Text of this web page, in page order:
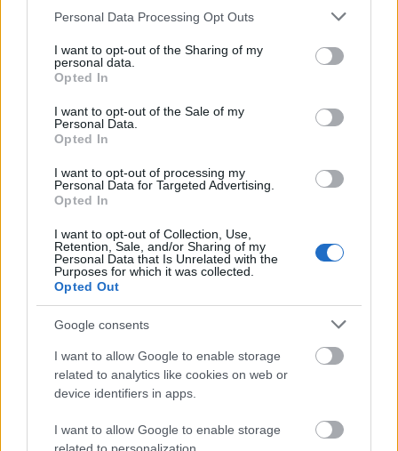
Please note that this website/app uses one or more Google
not limited to your visit or usage behaviour. You may click to
grant or deny consent to Google and its third-party tags to
use your data for below specified purposes in below Google
consent section.
Personal Data Processing Opt Outs
I want to opt-out of the Sharing of my
personal data.
Opted In
I want to opt-out of the Sale of my
Personal Data.
Opted In
I want to opt-out of processing my
Personal Data for Targeted Advertising.
Opted In
I want to opt-out of Collection, Use,
Retention, Sale, and/or Sharing of my
Personal Data that Is Unrelated with the
Purposes for which it was collected.
Opted Out
Google consents
I want to allow Google to enable storage
related to analytics like cookies on web or
device identifiers in apps.
I want to allow Google to enable storage
Często sprawdzane
Odmiana:tych stajenatych stajni
Warianty:uwiarygodniać
Na Litwieczyw Litwie ?Na Litwęczydo Litwy
orbitować— Efekt konkursu
— Cudka — pochodzenie imienia
oniemieć— O dawnychoniemićioniemiać
Mogą Cię zainteresować również hasła